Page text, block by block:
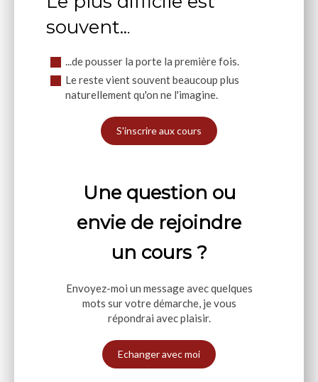
souvent...
...de pousser la porte la première fois.
Le reste vient souvent beaucoup plus
naturellement qu'on ne l'imagine.
S'inscrire aux cours
Une question ou
envie de rejoindre
un cours ?
Envoyez-moi un message avec quelques
mots sur votre démarche, je vous
répondrai avec plaisir.
Echanger avec moi